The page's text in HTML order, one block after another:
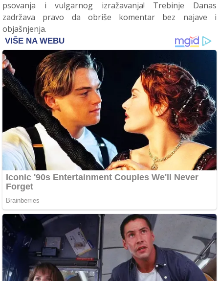
psovanja i vulgarnog izražavanja! Trebinje Danas
zadržava pravo da obriše komentar bez najave i
objašnjenja.